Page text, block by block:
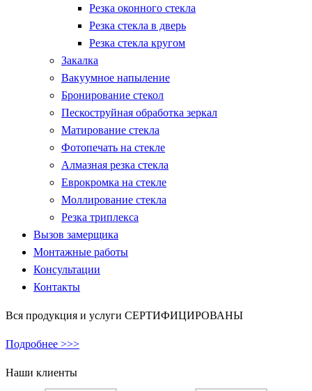
Резка оконного стекла
Резка стекла в дверь
Резка стекла кругом
Закалка
Вакуумное напыление
Бронирование стекол
Пескоструйная обработка зеркал
Матирование стекла
Фотопечать на стекле
Алмазная резка стекла
Еврокромка на стекле
Моллирование стекла
Резка триплекса
Вызов замерщика
Монтажные работы
Консультации
Контакты
Вся продукция и услуги СЕРТИФИЦИРОВАНЫ
Подробнее >>>
Наши клиенты